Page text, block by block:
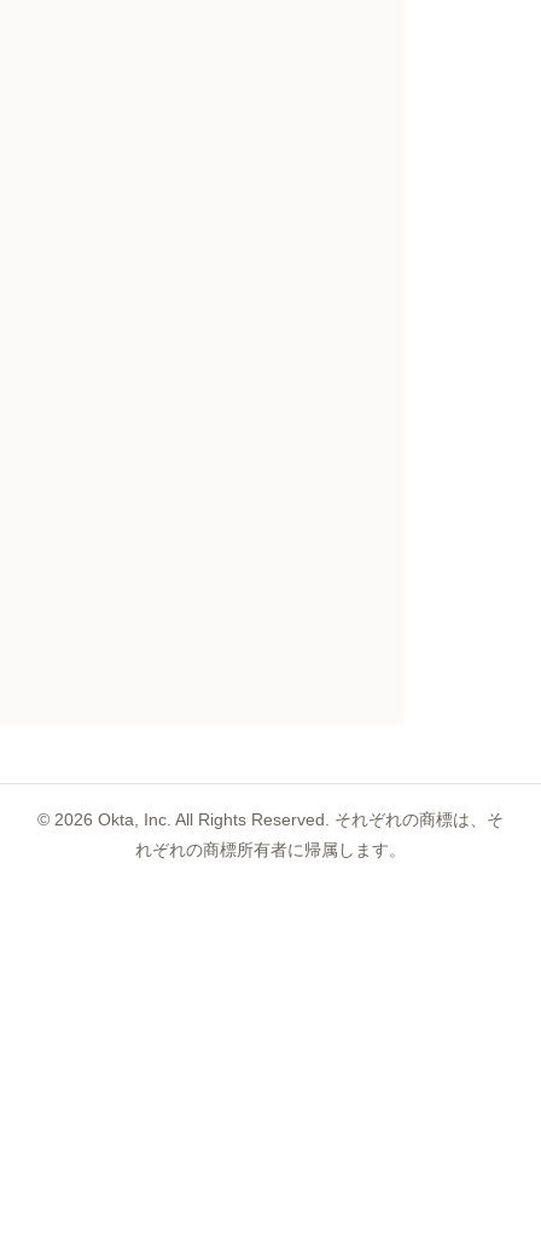
© 2026 Okta, Inc. All Rights Reserved. それぞれの商標は、そ
れぞれの商標所有者に帰属します。